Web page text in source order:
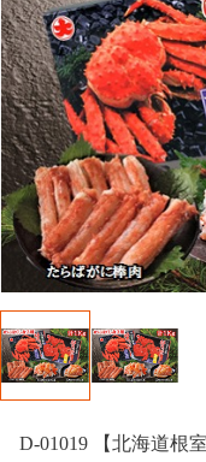
D-01019 【北海道根